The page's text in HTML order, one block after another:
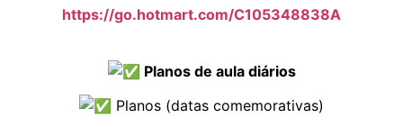
https://go.hotmart.com/C105348838A
Planos de aula diários
Planos (datas comemorativas)